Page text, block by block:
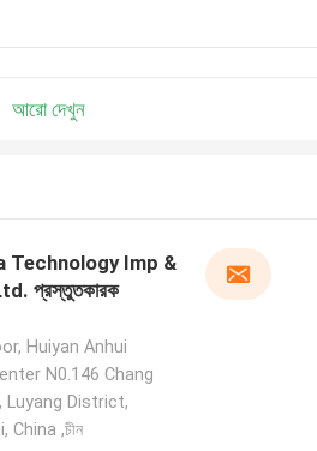
আরো দেখুন
Technology Imp &
প্রস্তুতকারক
Huiyan Anhui
N0.146 Chang
Luyang District,
China ,চীন